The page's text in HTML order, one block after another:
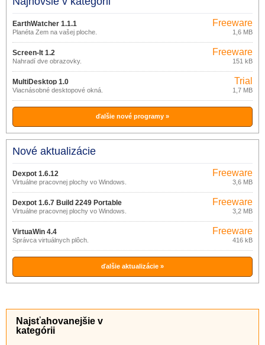
EarthWatcher 1.1.1
Planéta Zem na vašej ploche.
Freeware
1,6 MB
Screen-It 1.2
Nahradí dve obrazovky.
Freeware
151 kB
MultiDesktop 1.0
Viacnásobné desktopové okná.
Trial
1,7 MB
ďalšie nové programy »
Nové aktualizácie
Dexpot 1.6.12
Virtuálne pracovnej plochy vo Windows.
Freeware
3,6 MB
Dexpot 1.6.7 Build 2249 Portable
Virtuálne pracovnej plochy vo Windows.
Freeware
3,2 MB
VirtuaWin 4.4
Správca virtuálnych plôch.
Freeware
416 kB
ďalšie aktualizácie »
Najsťahovanejšie v
kategórii